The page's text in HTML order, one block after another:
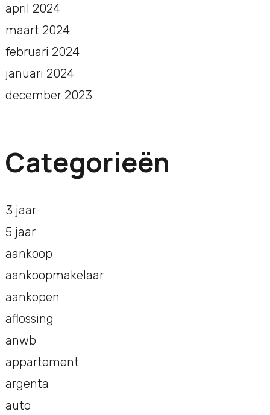
april 2024
maart 2024
februari 2024
januari 2024
december 2023
Categorieën
3 jaar
5 jaar
aankoop
aankoopmakelaar
aankopen
aflossing
anwb
appartement
argenta
auto